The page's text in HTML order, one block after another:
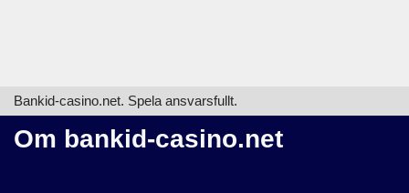
Bankid-casino.net. Spela ansvarsfullt.
Om bankid-casino.net